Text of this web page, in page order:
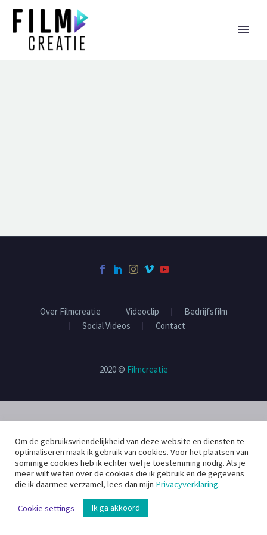
Over Filmcreatie Videoclip
Bedrijfsfilm
Social Videos
Contact
2020 © Filmcreatie
Om de gebruiksvriendelijkheid van deze website en diensten te
optimaliseren maak ik gebruik van cookies. Voor het plaatsen van
sommige cookies heb ik echter wel je toestemming nodig. Als je
meer wilt weten over de cookies die ik gebruik en de gegevens
die ik daarmee verzamel, lees dan mijn Privacyverklaring.
Cookie settings Ik ga akkoord